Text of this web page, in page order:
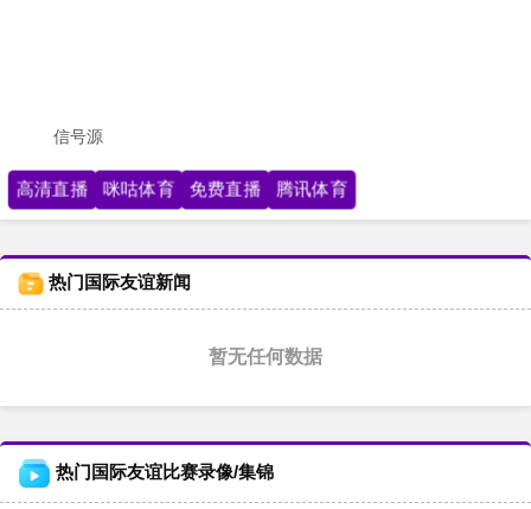
信号源
高清直播 咪咕体育 免费直播 腾讯体育
热门国际友谊新闻
暂无任何数据
热门国际友谊比赛录像/集锦